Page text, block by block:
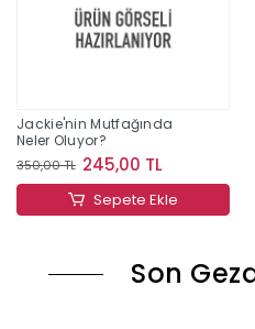
Jackie'nin Mutfağında
Neler Oluyor?
350,00 TL 245,00 TL
Sepete Ekle
Son